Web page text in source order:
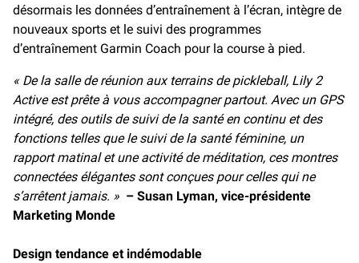
désormais les données d’entraînement à l’écran, intègre de
nouveaux sports et le suivi des programmes
d’entraînement Garmin Coach pour la course à pied.
« De la salle de réunion aux terrains de pickleball, Lily 2
Active est prête à vous accompagner partout. Avec un GPS
intégré, des outils de suivi de la santé en continu et des
fonctions telles que le suivi de la santé féminine, un
rapport matinal et une activité de méditation, ces montres
connectées élégantes sont conçues pour celles qui ne
s’arrêtent jamais. » – Susan Lyman, vice-présidente
Marketing Monde
Design tendance et indémodable